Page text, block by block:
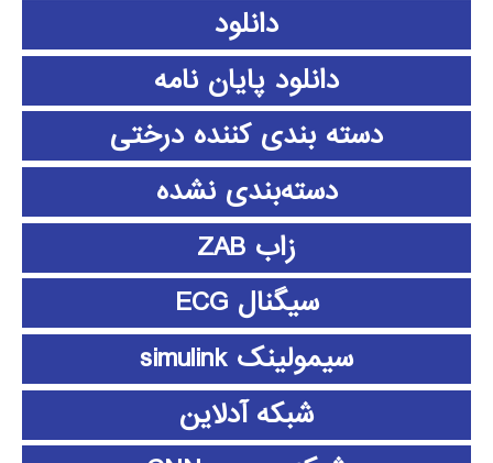
دانلود
دانلود پايان نامه
دسته بندی کننده درختی
دسته‌بندی نشده
زاب ZAB
سیگنال ECG
سیمولینک simulink
شبکه آدلاین